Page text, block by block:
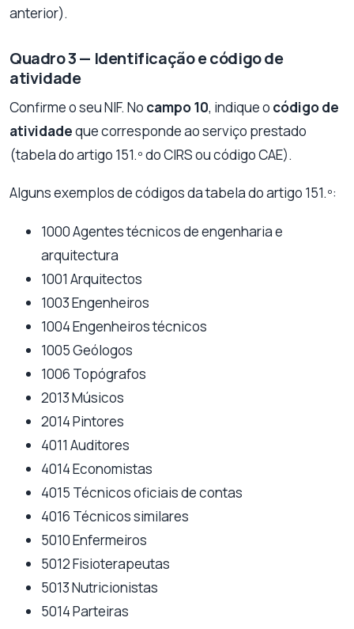
anterior).
Quadro 3 — Identificação e código de
atividade
Confirme o seu NIF. No campo 10, indique o código de
atividadeque corresponde ao serviço prestado
(tabela do artigo 151.º do CIRS ou código CAE).
Alguns exemplos de códigos da tabela do artigo 151.º:
1000 Agentes técnicos de engenharia e
arquitectura
1001 Arquitectos
1003 Engenheiros
1004 Engenheiros técnicos
1005 Geólogos
1006 Topógrafos
2013 Músicos
2014 Pintores
4011 Auditores
4014 Economistas
4015 Técnicos oficiais de contas
4016 Técnicos similares
5010 Enfermeiros
5012 Fisioterapeutas
5013 Nutricionistas
5014 Parteiras